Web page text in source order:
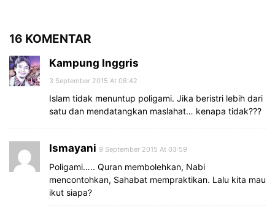
16 KOMENTAR
Kampung Inggris
3 September 2015 At 08:42
Islam tidak menuntup poligami. Jika beristri lebih dari
satu dan mendatangkan maslahat… kenapa tidak???
Ismayani 9 September 2015 At 03:59
Poligami….. Quran membolehkan, Nabi
mencontohkan, Sahabat mempraktikan. Lalu kita mau
ikut siapa?